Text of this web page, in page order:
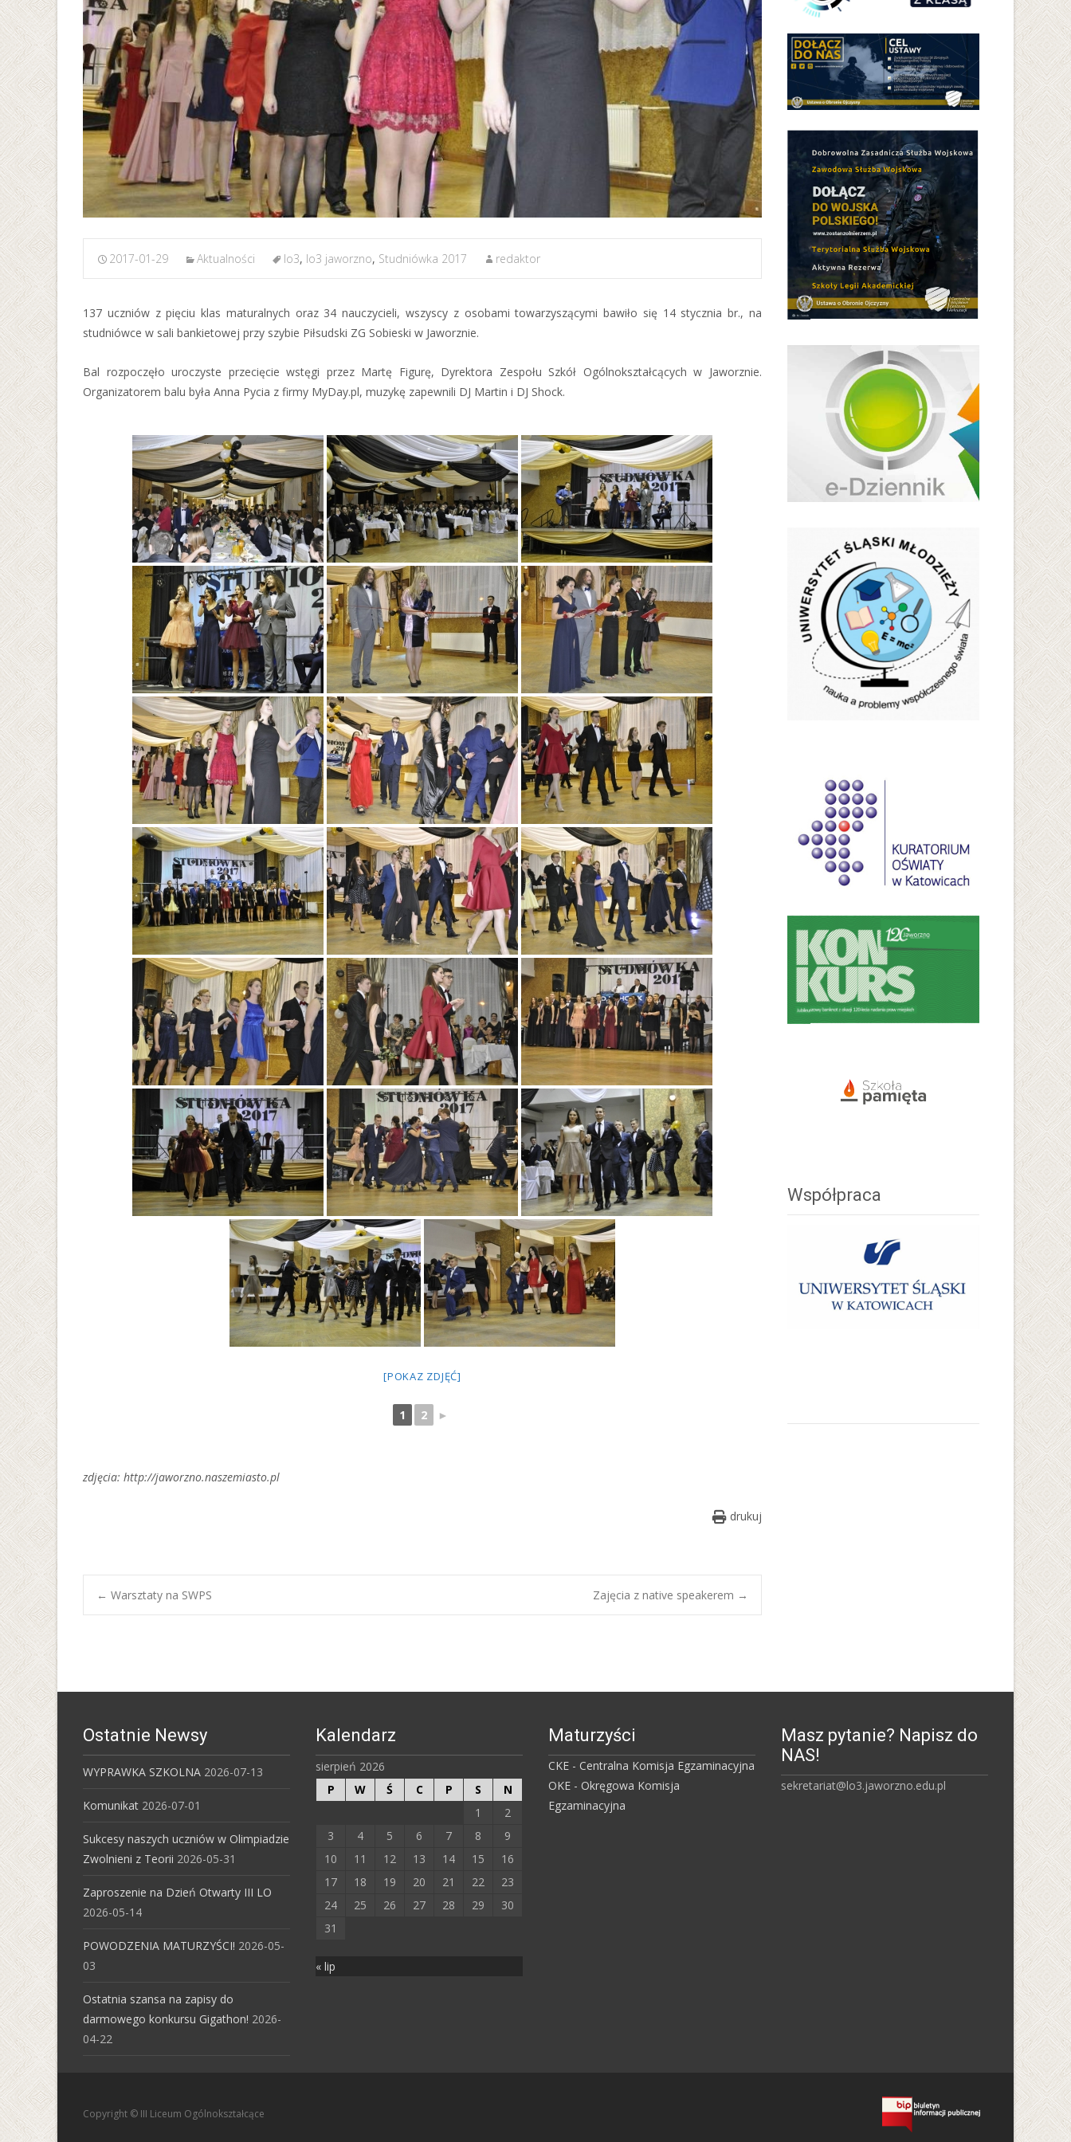
2017-01-29 Aktualności lo3, lo3 jaworzno, Studniówka 2017 redaktor
137 uczniów z pięciu klas maturalnych oraz 34 nauczycieli, wszyscy z osobami towarzyszącymi bawiło się 14 stycznia br., na
studniówce w sali bankietowej przy szybie Piłsudski ZG Sobieski w Jaworznie.
Bal rozpoczęło uroczyste przecięcie wstęgi przez Martę Figurę, Dyrektora Zespołu Szkół Ogólnokształcących w Jaworznie.
Organizatorem balu była Anna Pycia z firmy MyDay.pl, muzykę zapewnili DJ Martin i DJ Shock.
[POKAZ ZDJĘĆ]
1 2 ►
zdjęcia: http://jaworzno.naszemiasto.pl
drukuj
Post
← Warsztaty na SWPS Zajęcia z native speakerem →
Współpraca
Ostatnie Newsy
WYPRAWKA SZKOLNA 2026-07-13
Komunikat 2026-07-01
Sukcesy naszych uczniów w Olimpiadzie
Zwolnieni z Teorii 2026-05-31
Zaproszenie na Dzień Otwarty III LO
2026-05-14
POWODZENIA MATURZYŚCI! 2026-05-
03
Ostatnia szansa na zapisy do
darmowego konkursu Gigathon! 2026-
04-22
Kalendarz
sierpień 2026
P
W Ś C P S
N
1
2
3
4 5 6 7 8
9
10
11 12 13 14 15
16
17
18 19 20 21 22
23
24
25 26 27 28 29
30
31
« lip
Maturzyści
CKE - Centralna Komisja Egzaminacyjna
OKE - Okręgowa Komisja
Egzaminacyjna
Masz pytanie? Napisz do
NAS!
sekretariat@lo3.jaworzno.edu.pl
Copyright © III Liceum Ogólnokształcące